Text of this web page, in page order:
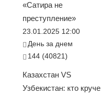
«Сатира не
преступление»
23.01.2025 12:00
День за днем
144 (40821)
Казахстан VS
Узбекистан: кто круче